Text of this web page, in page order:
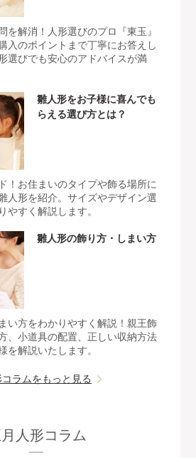
を解消！人形選びのプロ『東玉』
入のポイントまで丁寧にお答えし
選びでも安心のアドバイスが満
雛人形をお子様に喜んでも
らえる選び方とは？
！お住まいのタイプや飾る場所に
人形を紹介。サイズやデザイン選
やすく解説します。
雛人形の飾り方・しまい方
い方をわかりやすく解説！親王飾
、小道具の配置、正しい収納方法
を解説いたします。
ラムをもっと見る
人形コラム